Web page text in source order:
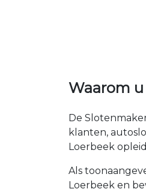
Waarom
De
klanten,
Loerbeek
Als
Loerbeek en